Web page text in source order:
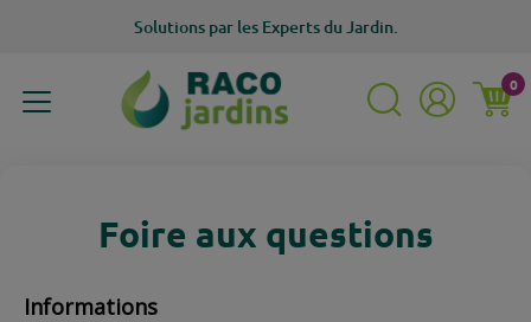
Solutions par les Experts du Jardin.
0
Foire aux questions
Informations